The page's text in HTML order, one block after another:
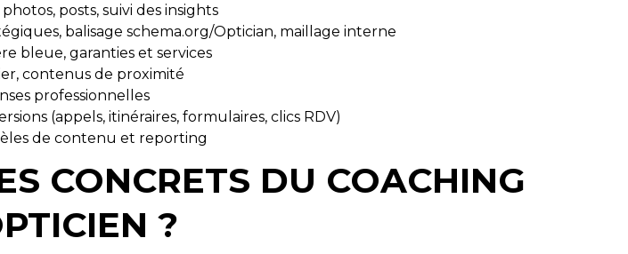
posts, suivi des insights
balisage schema.org/Optician, maillage interne
bleue, garanties et services
contenus de proximité
professionnelles
(appels, itinéraires, formulaires, clics RDV)
de contenu et reporting
CONCRETS DU COACHING
?